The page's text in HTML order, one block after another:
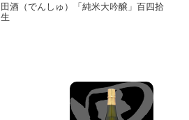
田酒（でんしゅ）「純米大吟醸」百四拾
生